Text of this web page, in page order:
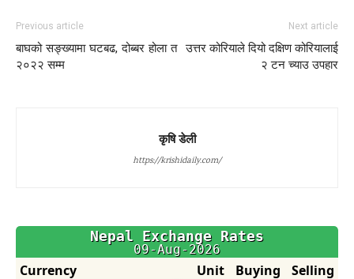
Previous article
बाघको सङ्ख्यामा घटबढ, दोब्बर होला त
२०२२ सम्म
Next article
उत्तर कोरियाले दियो दक्षिण कोरियालाई
२ टन च्याउ उपहार
कृषि डेली
https://krishidaily.com/